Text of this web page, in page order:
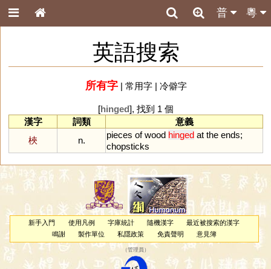
粵
普
英語搜索
所有字| 常用字| 冷僻字
[hinged], 找到 1 個
漢字
詞類
意義
梜
n.
pieces of wood hinged at the ends;
chopsticks
新手入門 使用凡例 字庫統計 隨機漢字
最近被搜索的漢字
鳴謝
製作單位 私隱政策 免責聲明 意見簿
（管理員 ）